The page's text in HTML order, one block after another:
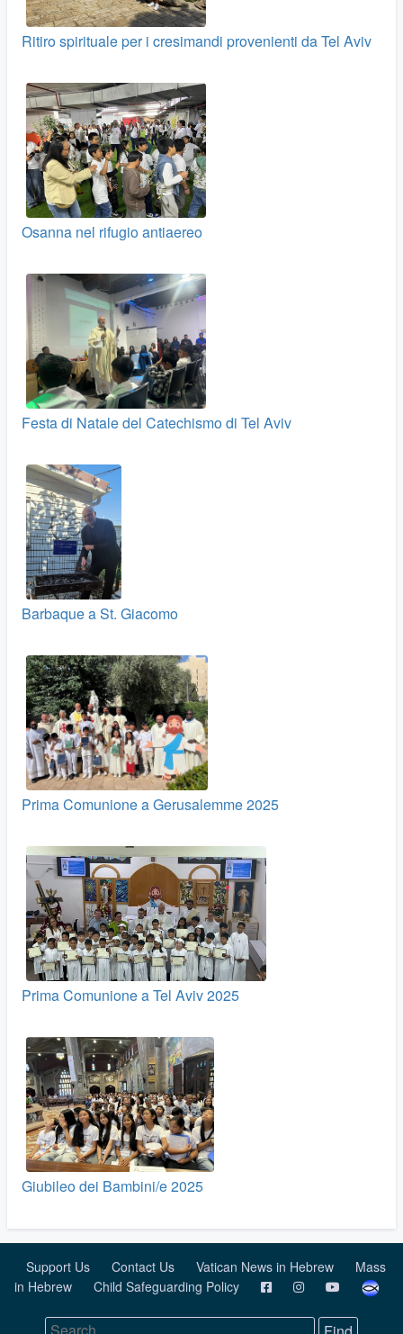
Ritiro spirituale per i cresimandi provenienti da Tel Aviv
Osanna nel rifugio antiaereo
Festa di Natale del Catechismo di Tel Aviv
Barbaque a St. Giacomo
Prima Comunione a Gerusalemme 2025
Prima Comunione a Tel Aviv 2025
Giubileo dei Bambini/e 2025
Support Us Contact Us Vatican News in Hebrew
Mass
in Hebrew
Child Safeguarding Policy